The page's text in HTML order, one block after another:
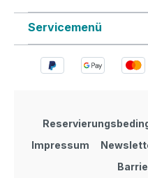
Servicemenü
Impressum